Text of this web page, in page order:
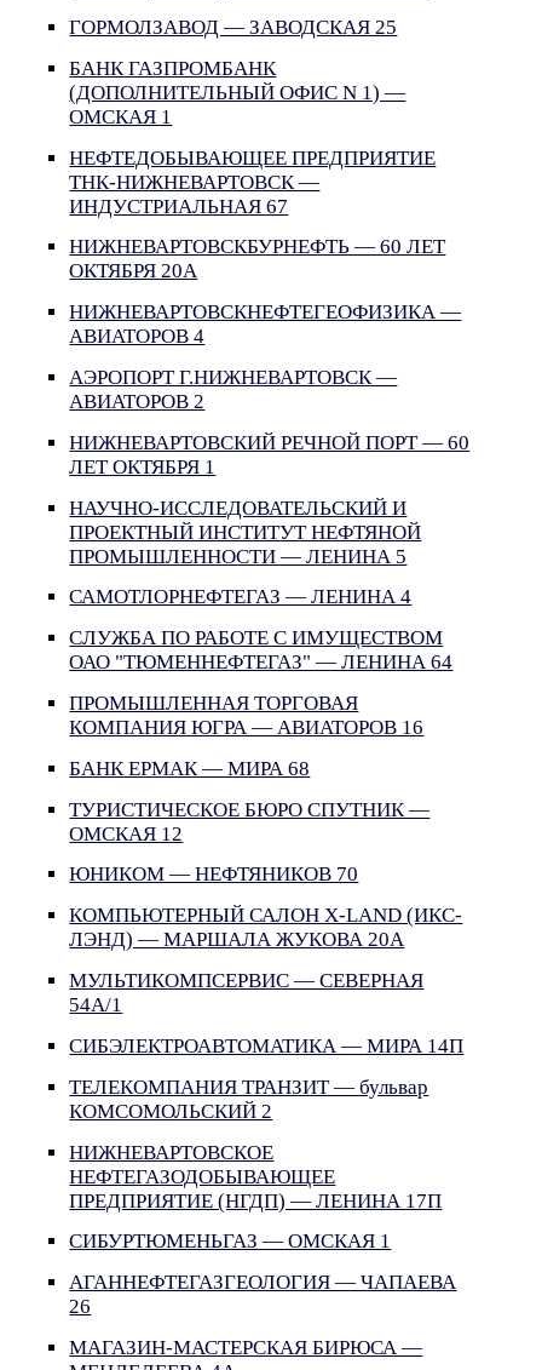
ГОРМОЛЗАВОД — ЗАВОДСКАЯ 25
БАНК ГАЗПРОМБАНК
(ДОПОЛНИТЕЛЬНЫЙ ОФИС N 1) —
ОМСКАЯ 1
НЕФТЕДОБЫВАЮЩЕЕ ПРЕДПРИЯТИЕ
ТНК-НИЖНЕВАРТОВСК —
ИНДУСТРИАЛЬНАЯ 67
НИЖНЕВАРТОВСКБУРНЕФТЬ — 60 ЛЕТ
ОКТЯБРЯ 20А
НИЖНЕВАРТОВСКНЕФТЕГЕОФИЗИКА —
АВИАТОРОВ 4
АЭРОПОРТ Г.НИЖНЕВАРТОВСК —
АВИАТОРОВ 2
НИЖНЕВАРТОВСКИЙ РЕЧНОЙ ПОРТ — 60
ЛЕТ ОКТЯБРЯ 1
НАУЧНО-ИССЛЕДОВАТЕЛЬСКИЙ И
ПРОЕКТНЫЙ ИНСТИТУТ НЕФТЯНОЙ
ПРОМЫШЛЕННОСТИ — ЛЕНИНА 5
САМОТЛОРНЕФТЕГАЗ — ЛЕНИНА 4
СЛУЖБА ПО РАБОТЕ С ИМУЩЕСТВОМ
ОАО "ТЮМЕННЕФТЕГАЗ" — ЛЕНИНА 64
ПРОМЫШЛЕННАЯ ТОРГОВАЯ
КОМПАНИЯ ЮГРА — АВИАТОРОВ 16
БАНК ЕРМАК — МИРА 68
ТУРИСТИЧЕСКОЕ БЮРО СПУТНИК —
ОМСКАЯ 12
ЮНИКОМ — НЕФТЯНИКОВ 70
КОМПЬЮТЕРНЫЙ САЛОН X-LAND (ИКС-
ЛЭНД) — МАРШАЛА ЖУКОВА 20А
МУЛЬТИКОМПСЕРВИС — СЕВЕРНАЯ
54А/1
СИБЭЛЕКТРОАВТОМАТИКА — МИРА 14П
ТЕЛЕКОМПАНИЯ ТРАНЗИТ — бульвар
КОМСОМОЛЬСКИЙ 2
НИЖНЕВАРТОВСКОЕ
НЕФТЕГАЗОДОБЫВАЮЩЕЕ
ПРЕДПРИЯТИЕ (НГДП) — ЛЕНИНА 17П
СИБУРТЮМЕНЬГАЗ — ОМСКАЯ 1
АГАННЕФТЕГАЗГЕОЛОГИЯ — ЧАПАЕВА
26
МАГАЗИН-МАСТЕРСКАЯ БИРЮСА —